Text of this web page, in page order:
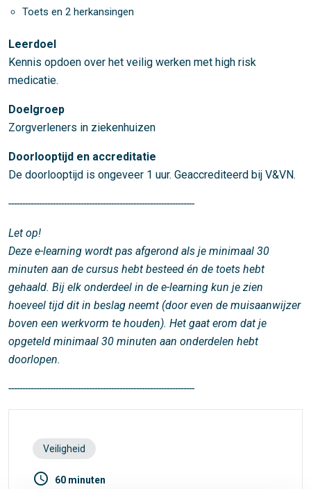
Toets en 2 herkansingen
Leerdoel
Kennis opdoen over het veilig werken met high risk
medicatie.
Doelgroep
Zorgverleners in ziekenhuizen
Doorlooptijd en accreditatie
De doorlooptijd is ongeveer 1 uur. Geaccrediteerd bij V&VN.
-------------------------------------------------------------------
Let op!
Deze e-learning wordt pas afgerond als je minimaal 30
minuten aan de cursus hebt besteed én de toets hebt
gehaald. Bij elk onderdeel in de e-learning kun je zien
hoeveel tijd dit in beslag neemt (door even de muisaanwijzer
boven een werkvorm te houden). Het gaat erom dat je
opgeteld minimaal 30 minuten aan onderdelen hebt
doorlopen.
-------------------------------------------------------------------
Veiligheid
access_time 60 minuten